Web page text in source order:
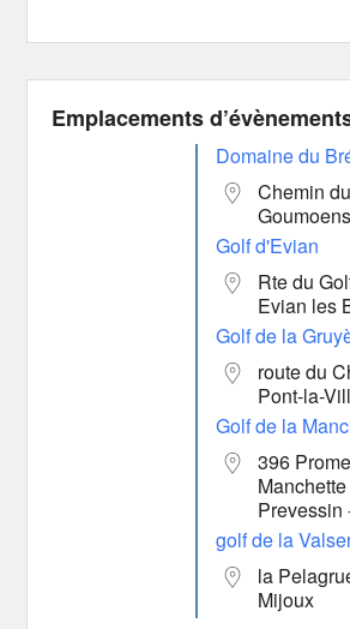
Emplacements
Domaine du
Chemin
Golf d'Evian
Rte du
Evian les
Golf de la
route du
Pont-la-
Golf de la
396
Manchette
Prevessin
golf de la
la
Mijoux